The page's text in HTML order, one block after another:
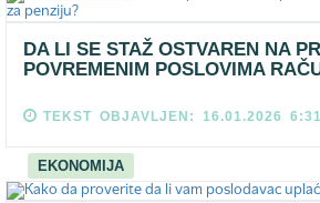
DA LI SE STAŽ OSTVAREN NA
POVREMENIM POSLOVIMA
TEKST OBJAVLJEN: 16.01.2026 6:31
EKONOMIJA